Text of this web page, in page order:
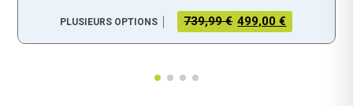
PLUSIEURS OPTIONS 739,99 €
LE PRIX
499,00 €
LE PRIX